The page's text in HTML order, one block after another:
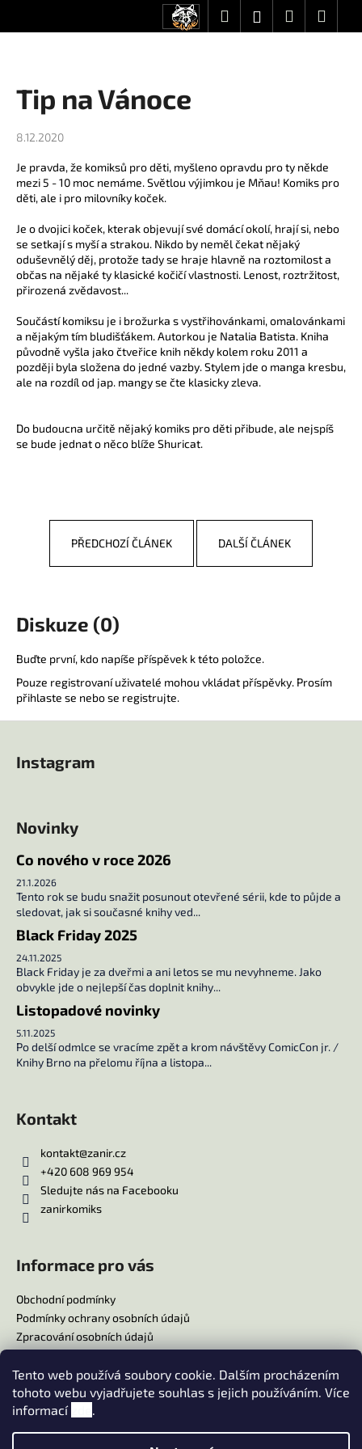
Tento web používá soubory cookie. Dalším procházením
tohoto webu vyjadřujete souhlas s jejich používáním. Více
informací
.
CZK HledatPřihlášení
Nákupní
Tip na Vánoce
8.12.2020
Je pravda, že komiksů pro děti, myšleno opravdu pro ty někde
mezi 5 - 10 moc nemáme. Světlou výjimkou je Mňau! Komiks pro
děti, ale i pro milovníky koček.
Je o dvojici koček, kterak objevují své domácí okolí, hrají si, nebo
se setkají s myší a strakou. Nikdo by neměl čekat nějaký
oduševnělý děj, protože tady se hraje hlavně na roztomilost a
občas na nějaké ty klasické kočičí vlastnosti. Lenost, roztržitost,
přirozená zvědavost...
Součástí komiksu je i brožurka s vystřihovánkami, omalovánkami
a nějakým tím bludišťákem. Autorkou je Natalia Batista. Kniha
původně vyšla jako čtveřice knih někdy kolem roku 2011 a
později byla složena do jedné vazby. Stylem jde o manga kresbu,
ale na rozdíl od jap. mangy se čte klasicky zleva.
Do budoucna určitě nějaký komiks pro děti přibude, ale nejspíš
se bude jednat o něco blíže Shuricat.
PŘEDCHOZÍ ČLÁNEK DALŠÍ ČLÁNEK
Diskuze (0)
Buďte první, kdo napíše příspěvek k této položce.
Pouze registrovaní uživatelé mohou vkládat příspěvky. Prosím
přihlaste se nebo se registrujte.
o
C
o
p
t
ř
b
u
j
e
t
e
n
a
í
t
HLEDAT
D
p
o
r
u
j
e
UČEBNA
POMSTY
2
249
Kč
Instagram
Novinky
Co nového v roce 2026
21.1.2026
Tento rok se budu snažit posunout otevřené sérii, kde to půjde a
sledovat, jak si současné knihy ved...
Black Friday 2025
24.11.2025
Black Friday je za dveřmi a ani letos se mu nevyhneme. Jako
obvykle jde o nejlepší čas doplnit knihy...
Listopadové novinky
5.11.2025
Po delší odmlce se vracíme zpět a krom návštěvy ComicCon jr. /
Knihy Brno na přelomu října a listopa...
Kontakt
kontakt@zanir.cz
+420 608 969 954
Sledujte nás na Facebooku
zanirkomiks
Informace pro vás
Obchodní podmínky
Podmínky ochrany osobních údajů
Zpracování osobních údajů
Doprava
Platba
Moje objednávka